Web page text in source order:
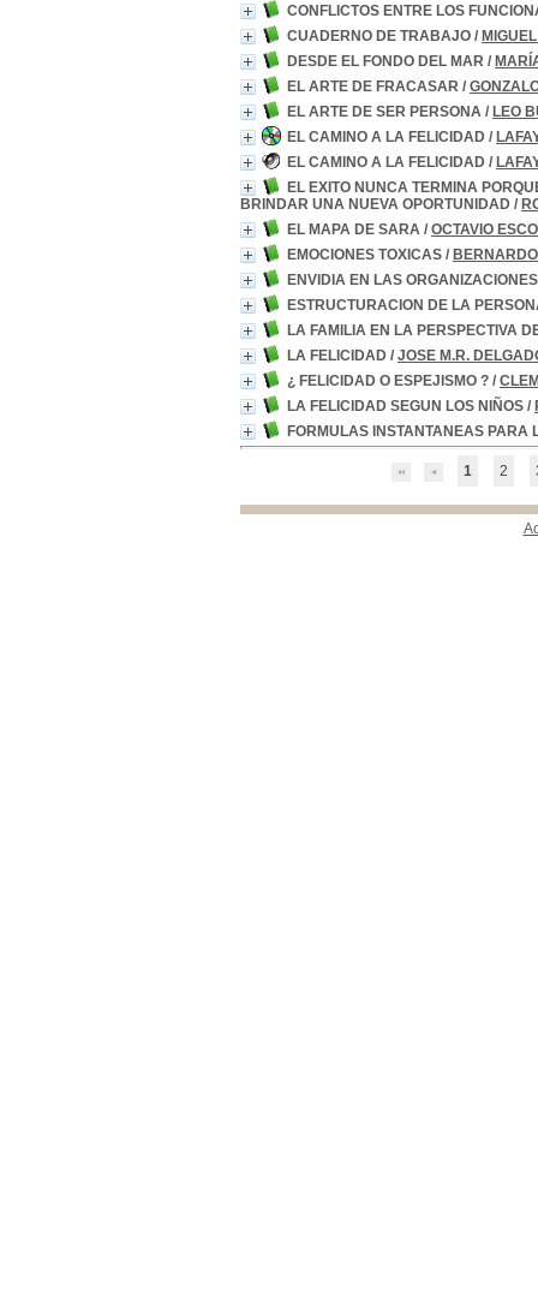
CONFLICTOS ENTRE LOS
CUADERNO DE TRABAJO /
DESDE EL FONDO DEL MAR /
EL ARTE DE FRACASAR /
EL ARTE DE SER PERSONA / LEO
EL CAMINO A LA FELICIDAD /
EL CAMINO A LA FELICIDAD /
EL EXITO NUNCA TERMINA
BRINDAR UNA NUEVA OPORTUNIDAD /
EL MAPA DE SARA / OCTAVIO
EMOCIONES TOXICAS /
ENVIDIA EN LAS ORGANIZACIONES
ESTRUCTURACION DE LA
LA FAMILIA EN LA PERSPECTIVA
LA FELICIDAD / JOSE M.R.
¿ FELICIDAD O ESPEJISMO ? /
LA FELICIDAD SEGUN LOS NIÑOS /
FORMULAS INSTANTANEAS PARA
1 2